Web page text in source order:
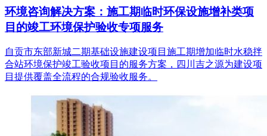
环境咨询解决方案：施工期临时环保设施增补类项
目的竣工环境保护验收专项服务
自贡市东部新城二期基础设施建设项目施工期增加临时水稳拌
合站环境保护竣工验收项目的服务方案，四川吉之源为建设项
目提供覆盖全流程的合规验收服务。